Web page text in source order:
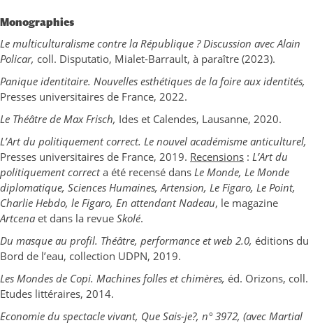
Monographies
Le multiculturalisme contre la République ? Discussion avec Alain
Policar, coll. Disputatio, Mialet-Barrault, à paraître (2023).
Panique identitaire. Nouvelles esthétiques de la foire aux identités,
Presses universitaires de France, 2022.
Le Théâtre de Max Frisch, Ides et Calendes, Lausanne, 2020.
L’Art du politiquement correct. Le nouvel académisme anticulturel,
Presses universitaires de France, 2019. Recensions : L’Art du
politiquement correcta été recensé dans Le Monde, Le Monde
diplomatique, Sciences Humaines, Artension, Le Figaro, Le Point,
Charlie Hebdo, le Figaro, En attendant Nadeau, le magazine
Artcena et dans la revue Skolé.
Du masque au profil. Théâtre, performance et web 2.0, éditions du
Bord de l’eau, collection UDPN, 2019.
Les Mondes de Copi. Machines folles et chimères, éd. Orizons, coll.
Etudes littéraires, 2014.
Economie du spectacle vivant, Que Sais-je?, n° 3972, (avec Martial